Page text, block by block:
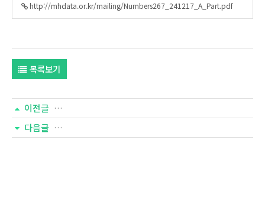
http://mhdata.or.kr/mailing/Numbers267_241217_A_Part.pdf
목록보기
이전글 [넘버즈 268호]한국교회 선교/전도 실태
다음글 [넘버즈 266호]한국교회 교육 실태